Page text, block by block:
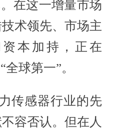
在这一增量市场
术领先、市场主
本加持，正在
球第一”。
感器行业的先
容否认。但在人